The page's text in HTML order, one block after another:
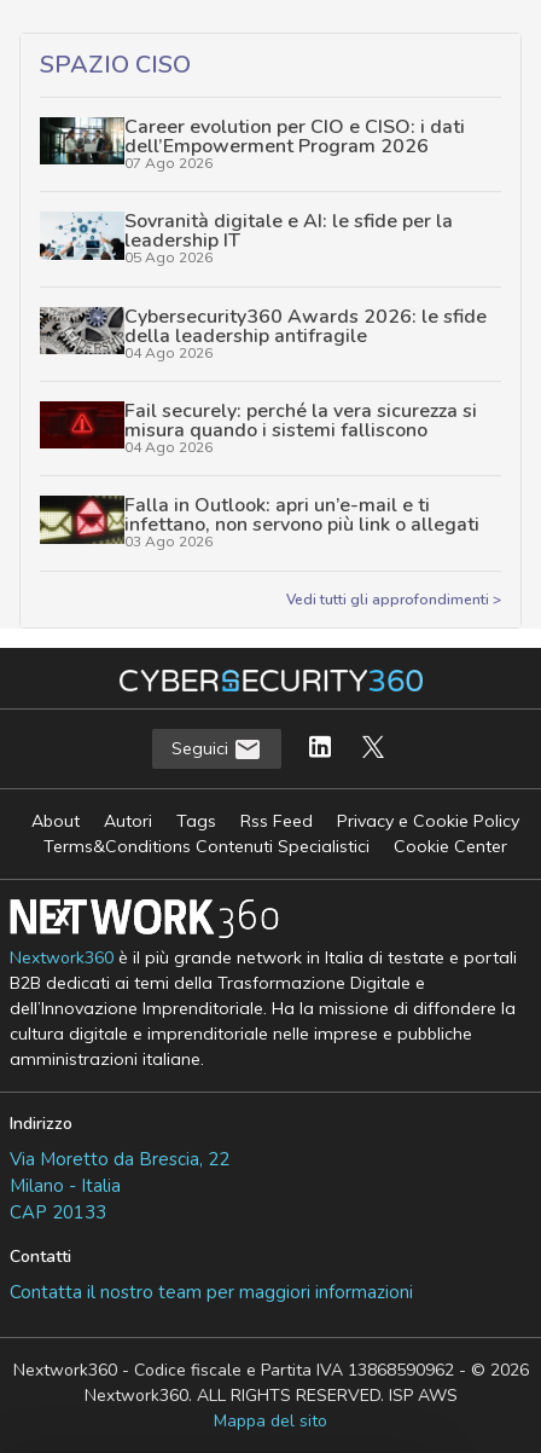
SPAZIO CISO
Career evolution per CIO e CISO: i dati
dell’Empowerment Program 2026
07 Ago 2026
Sovranità digitale e AI: le sfide per la
leadership IT
05 Ago 2026
Cybersecurity360 Awards 2026: le sfide
della leadership antifragile
04 Ago 2026
Fail securely: perché la vera sicurezza si
misura quando i sistemi falliscono
04 Ago 2026
Falla in Outlook: apri un’e-mail e ti
infettano, non servono più link o allegati
03 Ago 2026
Vedi tutti gli approfondimenti >
Seguici
About Autori Tags Rss Feed
Privacy e Cookie Policy
Terms&Conditions Contenuti Specialistici
Cookie Center
Nextwork360è il più grande network in Italia di testate e portali
B2B dedicati ai temi della Trasformazione Digitale e
dell’Innovazione Imprenditoriale. Ha la missione di diffondere la
cultura digitale e imprenditoriale nelle imprese e pubbliche
amministrazioni italiane.
Indirizzo
Via Moretto da Brescia, 22
Milano - Italia
CAP 20133
Contatti
Contatta il nostro team per maggiori informazioni
Nextwork360 - Codice fiscale e Partita IVA 13868590962 - © 2026
Nextwork360. ALL RIGHTS RESERVED. ISP AWS
Mappa del sito